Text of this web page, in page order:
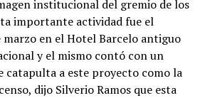
institucional del gremio de los
importante actividad fue el
marzo en el Hotel Barcelo antiguo
y el mismo contó con un
catapulta a este proyecto como la
dijo Silverio Ramos que esta